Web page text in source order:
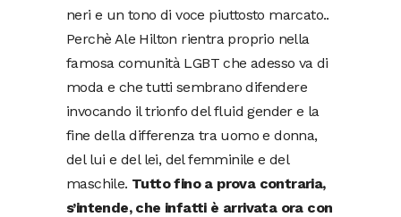
neri e un tono di voce piuttosto marcato..
Perchè Ale Hilton rientra proprio nella
famosa comunità LGBT che adesso va di
moda e che tutti sembrano difendere
invocando il trionfo del fluid gender e la
fine della differenza tra uomo e donna,
del lui e del lei, del femminile e del
maschile. Tutto fino a prova contraria,
s’intende, che infatti è arrivata ora con